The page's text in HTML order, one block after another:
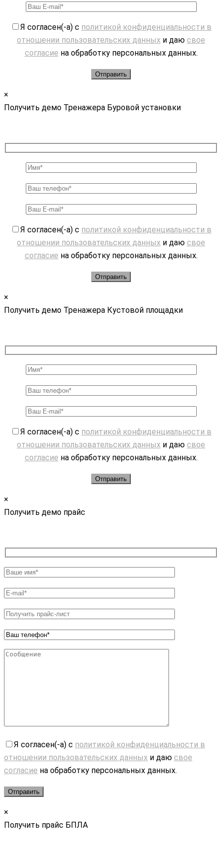
Я согласен(-а) с политикой конфиденциальности в
отношении пользовательских данных и даю свое
согласие на обработку персональных данных.
×
Получить демо Тренажера Буровой установки
Я согласен(-а) с политикой конфиденциальности в
отношении пользовательских данных и даю свое
согласие на обработку персональных данных.
×
Получить демо Тренажера Кустовой площадки
Я согласен(-а) с политикой конфиденциальности в
отношении пользовательских данных и даю свое
согласие на обработку персональных данных.
×
Получить демо прайс
Я согласен(-а) с политикой конфиденциальности в
отношении пользовательских данных и даю свое
согласие на обработку персональных данных.
×
Получить прайс БПЛА